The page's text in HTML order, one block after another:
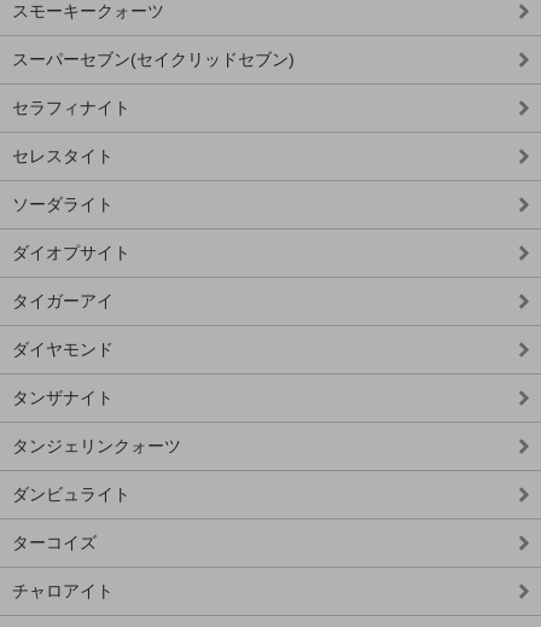
スモーキークォーツ
スーパーセブン(セイクリッドセブン)
セラフィナイト
セレスタイト
ソーダライト
ダイオプサイト
タイガーアイ
ダイヤモンド
タンザナイト
タンジェリンクォーツ
ダンビュライト
ターコイズ
チャロアイト